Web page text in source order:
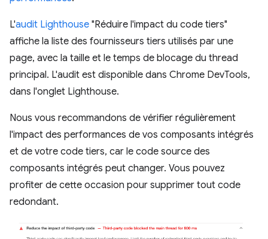
L'audit Lighthouse "Réduire l'impact du code tiers"
affiche la liste des fournisseurs tiers utilisés par une
page, avec la taille et le temps de blocage du thread
principal. L'audit est disponible dans Chrome DevTools,
dans l'onglet Lighthouse.
Nous vous recommandons de vérifier régulièrement
l'impact des performances de vos composants intégrés
et de votre code tiers, car le code source des
composants intégrés peut changer. Vous pouvez
profiter de cette occasion pour supprimer tout code
redondant.